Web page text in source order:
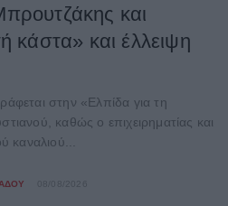
και
κάστα» και έλλειψη
στην «Ελπίδα για τη
καθώς ο επιχειρηματίας και
καναλιού...